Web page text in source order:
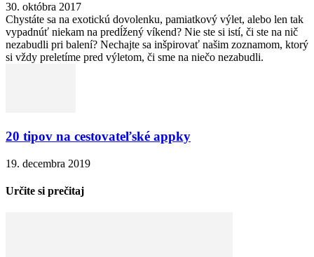
30. októbra 2017
Chystáte sa na exotickú dovolenku, pamiatkový výlet, alebo len tak
vypadnúť niekam na predĺžený víkend? Nie ste si istí, či ste na nič
nezabudli pri balení? Nechajte sa inšpirovať našim zoznamom, ktorý
si vždy preletíme pred výletom, či sme na niečo nezabudli.
20 tipov na cestovateľské appky
19. decembra 2019
Určite si prečitaj